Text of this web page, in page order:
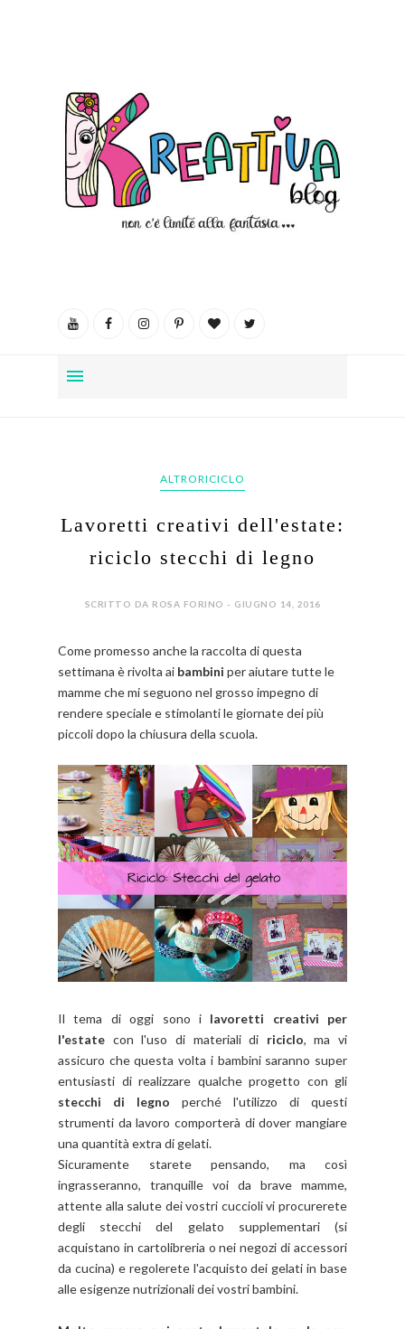
ALTRORICICLO
Lavoretti creativi dell'estate:
riciclo stecchi di legno
SCRITTO DA ROSA FORINO - GIUGNO 14, 2016
Come promesso anche la raccolta di questa
settimana è rivolta ai bambini per aiutare tutte le
mamme che mi seguono nel grosso impegno di
rendere speciale e stimolanti le giornate dei più
piccoli dopo la chiusura della scuola.
Il tema di oggi sono i lavoretti creativi per
l'estate con l'uso di materiali di riciclo, ma vi
assicuro che questa volta i bambini saranno super
entusiasti di realizzare qualche progetto con gli
stecchi di legno perché l'utilizzo di questi
strumenti da lavoro comporterà di dover mangiare
una quantità extra di gelati.
Sicuramente starete pensando, ma così
ingrasseranno, tranquille voi da brave mamme,
attente alla salute dei vostri cuccioli vi procurerete
degli stecchi del gelato supplementari (si
acquistano in cartolibreria o nei negozi di accessori
da cucina) e regolerete l'acquisto dei gelati in base
alle esigenze nutrizionali dei vostri bambini.